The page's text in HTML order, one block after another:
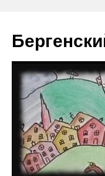
содержимому